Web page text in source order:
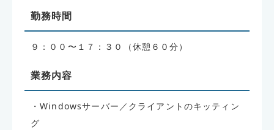
勤務時間
９：００〜１７：３０（休憩６０分）
業務内容
・Windowsサーバー／クライアントのキッティン
グ